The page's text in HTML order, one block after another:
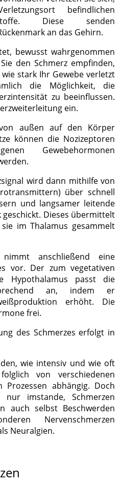
befindlichen
Diese senden
an das Gehirn.
bewusst wahrgenommen
den Schmerz empfinden,
stark Ihr Gewebe verletzt
die Möglichkeit, die
zu beeinflussen.
ein.
außen auf den Körper
können die Nozizeptoren
Gewebehormonen
wird dann mithilfe von
über schnell
und langsamer leitende
geschickt. Dieses übermittelt
im Thalamus gesammelt
anschließend eine
vor. Der zum vegetativen
Hypothalamus passt die
an, indem er
erhöht. Die
frei.
des Schmerzes erfolgt in
wie intensiv und wie oft
von verschiedenen
Prozessen abhängig. Doch
imstande, Schmerzen
auch selbst Beschwerden
Nervenschmerzen
Neuralgien.